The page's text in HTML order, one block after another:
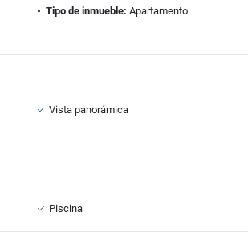
Tipo de inmueble: Apartamento
Vista panorámica
Piscina